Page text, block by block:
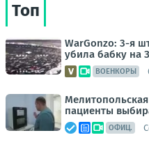
Топ
WarGonzo: 3-я
убила бабку на
ВОЕНКОРЫ
пациенты
ОФИЦ.